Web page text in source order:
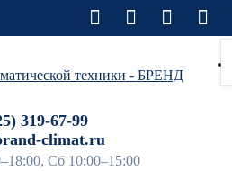
319-67-99
climat.ru
Сб 10:00–15:00